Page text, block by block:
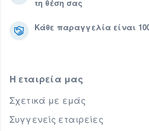
τη θέση σας
Κάθε παραγγελία είναι
Η εταιρεία μας
Σχετικά με εμάς
Συγγενείς εταιρείες